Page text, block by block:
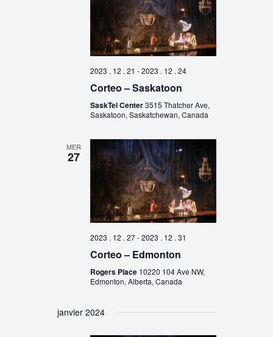
2023 . 12 . 21 -2023 . 12 . 24
Corteo – Saskatoon
SaskTel Center3515 Thatcher Ave,
Saskatoon, Saskatchewan, Canada
MER
27
2023 . 12 . 27-2023 . 12 . 31
Corteo – Edmonton
Rogers Place 10220 104 Ave NW,
Edmonton, Alberta, Canada
janvier 2024